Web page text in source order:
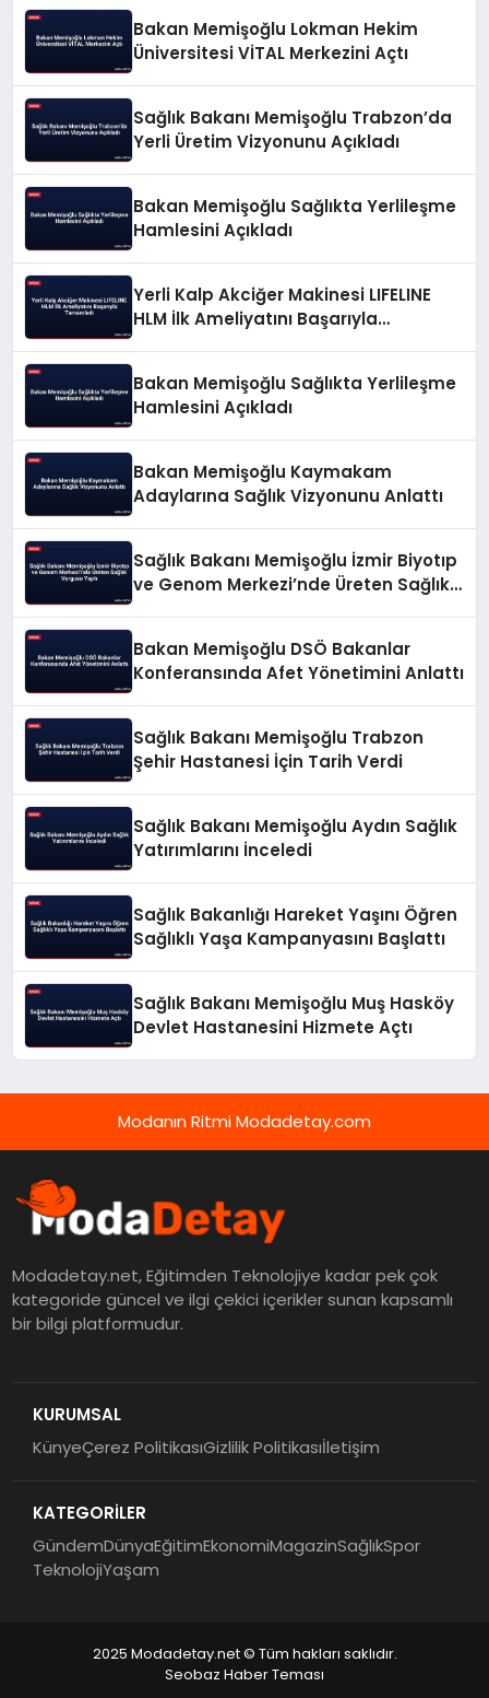
Bakan Memişoğlu Lokman Hekim
Üniversitesi VİTAL Merkezini Açtı
Sağlık Bakanı Memişoğlu Trabzon’da
Yerli Üretim Vizyonunu Açıkladı
Bakan Memişoğlu Sağlıkta Yerlileşme
Hamlesini Açıkladı
Yerli Kalp Akciğer Makinesi LIFELINE
HLM İlk Ameliyatını Başarıyla
Bakan Memişoğlu Sağlıkta Yerlileşme
Hamlesini Açıkladı
Bakan Memişoğlu Kaymakam
Adaylarına Sağlık Vizyonunu Anlattı
Sağlık Bakanı Memişoğlu İzmir Biyotıp
ve Genom Merkezi’nde Üreten Sağlık
Bakan Memişoğlu DSÖ Bakanlar
Konferansında Afet Yönetimini Anlattı
Sağlık Bakanı Memişoğlu Trabzon
Şehir Hastanesi İçin Tarih Verdi
Sağlık Bakanı Memişoğlu Aydın Sağlık
Yatırımlarını İnceledi
Sağlık Bakanlığı Hareket Yaşını Öğren
Sağlıklı Yaşa Kampanyasını Başlattı
Sağlık Bakanı Memişoğlu Muş Hasköy
Devlet Hastanesini Hizmete Açtı
Modanın Ritmi Modadetay.com
Modadetay.net, Eğitimden Teknolojiye kadar pek çok
kategoride güncel ve ilgi çekici içerikler sunan kapsamlı
bir bilgi platformudur.
KURUMSAL
KünyeÇerez PolitikasıGizlilik Politikasıİletişim
KATEGORİLER
GündemDünyaEğitimEkonomiMagazinSağlıkSpor
TeknolojiYaşam
2025 Modadetay.net © Tüm hakları saklıdır.
Seobaz Haber Teması